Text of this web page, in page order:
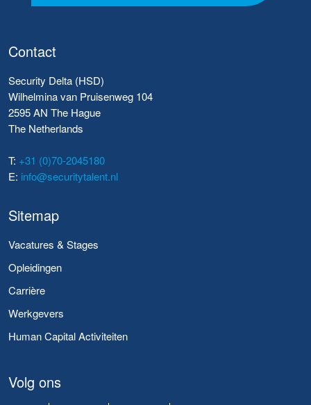
Contact
Security Delta (HSD)
Wilhelmina van Pruisenweg 104
2595 AN The Hague
The Netherlands
T: +31 (0)70-2045180
E: info@securitytalent.nl
Sitemap
Vacatures & Stages
Opleidingen
Carrière
Werkgevers
Human Capital Activiteiten
Volg ons